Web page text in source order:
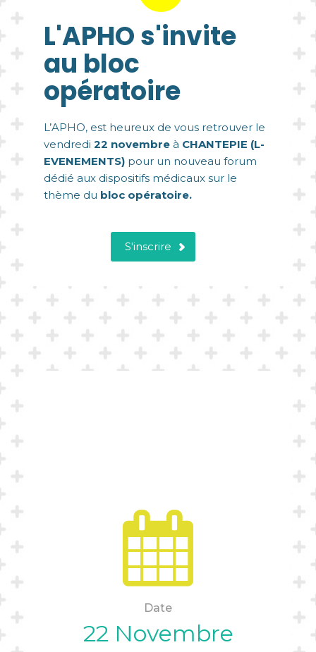
L'APHO s'invite
au bloc
opératoire
L’APHO, est heureux de vous retrouver le
vendredi22 novembre à CHANTEPIE (L-
EVENEMENTS) pour un nouveau forum
dédié aux dispositifs médicaux sur le
thème du bloc opératoire.
S'inscrire
Date
22 Novembre